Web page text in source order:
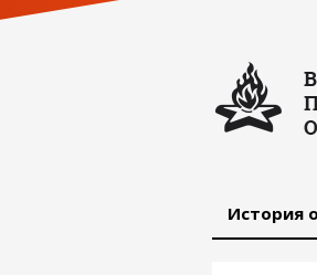
История